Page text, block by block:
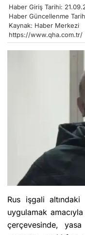
Haber Giriş Tarihi:
Haber Güncellenme
Kaynak: Haber Merkezi
https://www.qha.com.tr/
Rus işgali altındaki
uygulamak
çerçevesinde,